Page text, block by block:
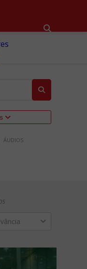
ÁUDIOS